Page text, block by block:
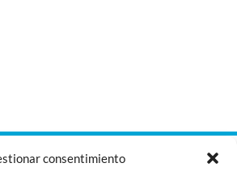
consentimiento